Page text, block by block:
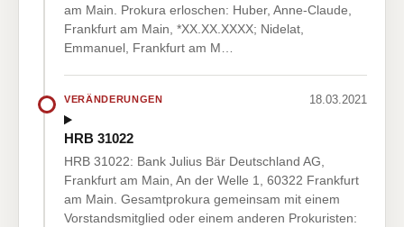
am Main. Prokura erloschen: Huber, Anne-Claude,
Frankfurt am Main, *XX.XX.XXXX; Nidelat,
Emmanuel, Frankfurt am M…
VERÄNDERUNGEN 18.03.2021
HRB 31022
HRB 31022: Bank Julius Bär Deutschland AG,
Frankfurt am Main, An der Welle 1, 60322 Frankfurt
am Main. Gesamtprokura gemeinsam mit einem
Vorstandsmitglied oder einem anderen Prokuristen: